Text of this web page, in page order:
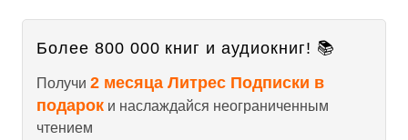
Более 800 000 книг и аудиокниг! 📚
Получи 2 месяца Литрес Подписки в
подарок и наслаждайся неограниченным
чтением